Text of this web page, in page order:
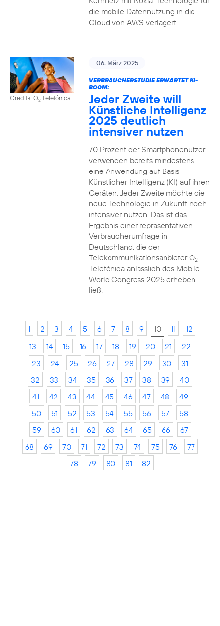
die mobile Datennutzung in die
Cloud von AWS verlagert.
Credits: O2Telefónica
06. März 2025
VERBRAUCHERSTUDIE ERWARTET KI-
BOOM:
Jeder Zweite will
Künstliche Intelligenz
2025 deutlich
intensiver nutzen
70 Prozent der Smartphonenutzer
verwenden bereits mindestens
eine Anwendung auf Basis
Künstlicher Intelligenz (KI) auf ihren
Geräten. Jeder Zweite möchte die
neue Technologie in Zukunft noch
intensiver nutzen. Das ist das
Ergebnis einer repräsentativen
Verbraucherumfrage in
Deutschland, die der
Telekommunikationsanbieter O2
Telefónica anlässlich des Mobile
World Congress 2025 erheben
ließ.
1 2 3 4 5 6 7 8 9 10 11
12
13
14 15 16 17 18 19 20 21
22
23
24 25 26 27 28 29 30
31
32
33 34 35 36 37 38 39
40
41
42 43 44 45 46 47 48
49
50
51 52 53 54 55 56 57
58
59
60 61 62 63 64 65 66
67
68
69 70 71 72 73 74 75 76
77
78
79 80 81 82